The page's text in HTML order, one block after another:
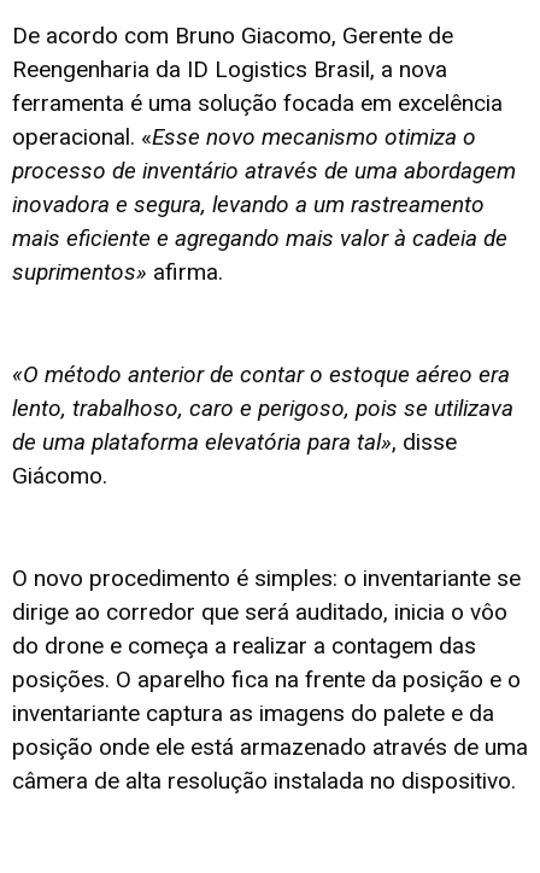
De acordo com Bruno Giacomo, Gerente de
Reengenharia da ID Logistics Brasil, a nova
ferramenta é uma solução focada em excelência
operacional. «Esse novo mecanismo otimiza o
processo de inventário através de uma abordagem
inovadora e segura, levando a um rastreamento
mais eficiente e agregando mais valor à cadeia de
suprimentos» afirma.
«O método anterior de contar o estoque aéreo era
lento, trabalhoso, caro e perigoso, pois se utilizava
de uma plataforma elevatória para tal», disse
Giácomo.
O novo procedimento é simples: o inventariante se
dirige ao corredor que será auditado, inicia o vôo
do drone e começa a realizar a contagem das
posições. O aparelho fica na frente da posição e o
inventariante captura as imagens do palete e da
posição onde ele está armazenado através de uma
câmera de alta resolução instalada no dispositivo.